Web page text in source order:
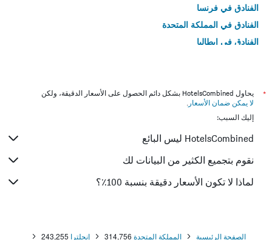
الفنادق في فرنسا
الفنادق في المملكة المتحدة
الفنادق في إيطاليا
*
يحاول HotelsCombined بشكل دائم الحصول على الأسعار الدقيقة، ولكن
لا يمكن ضمان الأسعار .
إليك السبب:
HotelsCombined ليس البائع
نقوم بتجميع الكثير من البيانات لك
لماذا لا تكون الأسعار دقيقة بنسبة 100٪؟
الصفحة الرئيسية المملكة المتحدة 314,756 إنجلترا 243,255